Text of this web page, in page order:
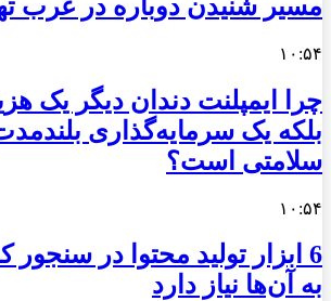
مسیر شنیدن دوباره در غرب
۱۰:۵۴
چرا ایمپلنت دندان دیگر یک
بلکه یک سرمایه‌گذاری
سلامتی است؟
۱۰:۵۴
6 ابزار تولید محتوا در
به آن‌ها نیاز دارد